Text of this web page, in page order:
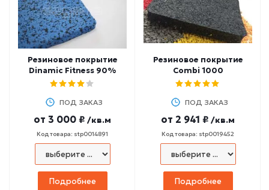
Резиновое покрытие
Dinamic Fitness 90%
ПОД ЗАКАЗ
от 3 000 ₽ /кв.м
Код товара: stp0014891
Подробнее
Резиновое покрытие
Combi 1000
ПОД ЗАКАЗ
от 2 941 ₽ /кв.м
Код товара: stp0019452
Подробнее